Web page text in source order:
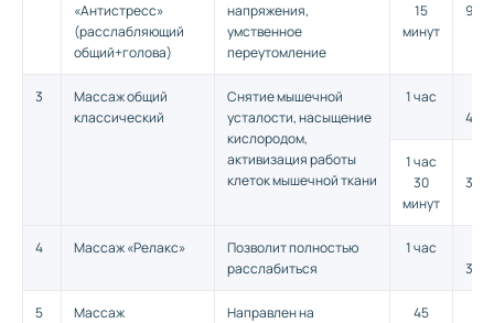
«Антистресс»
(расслабляющий
общий+голова)
напряжения,
умственное
переутомление
15
минут
3
Массаж общий
классический
Снятие мышечной
усталости, насыщение
кислородом,
активизация работы
клеток мышечной ткани
1 час
1 час
30
минут
4 Массаж «Релакс»
Позволит полностью
расслабиться
1 час
5
Массаж
Направлен на
45